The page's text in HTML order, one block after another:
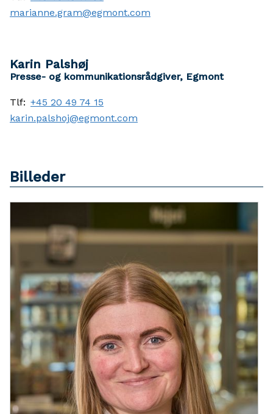
marianne.gram@egmont.com
Karin Palshøj
Presse- og kommunikationsrådgiver, Egmont
Tlf: +45 20 49 74 15
karin.palshoj@egmont.com
Billeder